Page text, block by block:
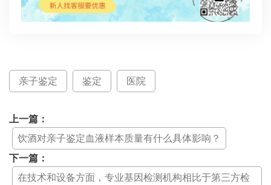
亲子鉴定 鉴定 医院
上一篇：
饮酒对亲子鉴定血液样本质量有什么具体影响？
下一篇：
在技术和设备方面，专业基因检测机构相比于第三方检